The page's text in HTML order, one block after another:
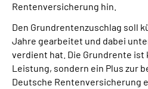
Mein
Rentenversicherung hin.
Den Grundrentenzuschlag soll
Jahre gearbeitet und dabei
verdient hat. Die Grundrente
Leistung, sondern ein Plus zur
Deutsche Rentenversicherung